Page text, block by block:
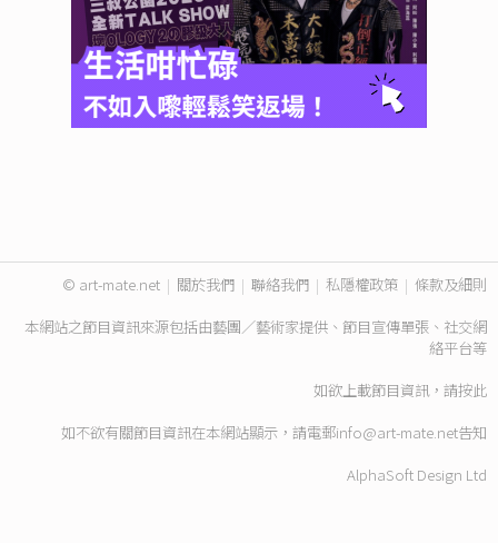
© art-mate.net | 關於我們 | 聯絡我們 | 私隱權政策 | 條款及細則
本網站之節目資訊來源包括由藝團／藝術家提供、節目宣傳單張、社交網
絡平台等
如欲上載節目資訊，請按此
如不欲有關節目資訊在本網站顯示，請電郵info@art-mate.net告知
AlphaSoft Design Ltd